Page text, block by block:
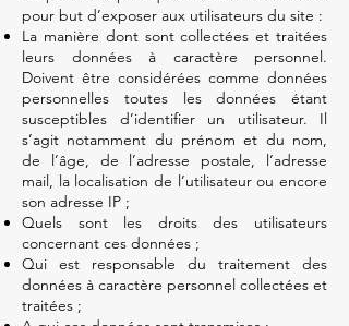
pour but d’exposer aux utilisateurs du site :
La manière dont sont collectées et traitées
leurs données à caractère personnel.
Doivent être considérées comme données
personnelles toutes les données étant
susceptibles d’identifier un utilisateur. Il
s’agit notamment du prénom et du nom,
de l’âge, de l’adresse postale, l’adresse
mail, la localisation de l’utilisateur ou encore
son adresse IP ;
Quels sont les droits des utilisateurs
concernant ces données ;
Qui est responsable du traitement des
données à caractère personnel collectées et
traitées ;